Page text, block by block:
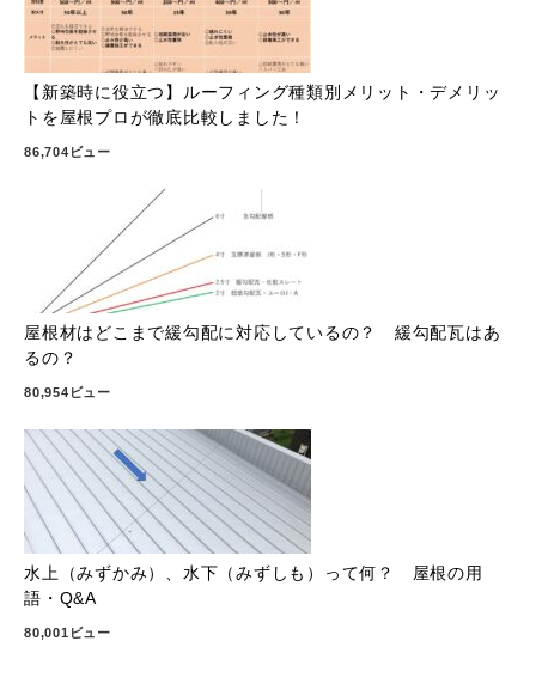
【新築時に役立つ】ルーフィング種類別メリット・デメリッ
トを屋根プロが徹底比較しました！
86,704ビュー
屋根材はどこまで緩勾配に対応しているの？ 緩勾配瓦はあ
るの？
80,954ビュー
水上（みずかみ）、水下（みずしも）って何？ 屋根の用
語・Q&A
80,001ビュー